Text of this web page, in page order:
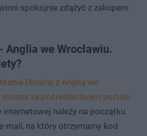
spokojnie zdążyć z zakupem
Anglia we Wrocławiu.
Ukrainy z Anglią we
można za pośrednictwem portalu
internetowej należy na początku
mail, na który otrzymamy kod